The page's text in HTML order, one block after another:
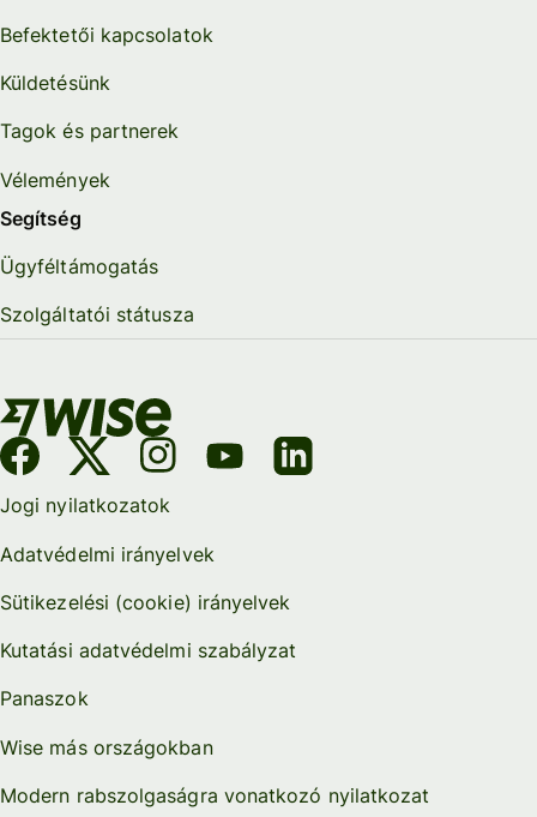
Befektetői kapcsolatok
Küldetésünk
Tagok és partnerek
Vélemények
Segítség
Ügyféltámogatás
Szolgáltatói státusza
Jogi nyilatkozatok
Adatvédelmi irányelvek
Sütikezelési (cookie) irányelvek
Kutatási adatvédelmi szabályzat
Panaszok
Wise más országokban
Modern rabszolgaságra vonatkozó nyilatkozat